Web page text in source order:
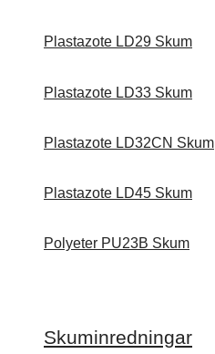
Plastazote LD29 Skum
Plastazote LD33 Skum
Plastazote LD32CN Skum
Plastazote LD45 Skum
Polyeter PU23B Skum
Skuminredningar